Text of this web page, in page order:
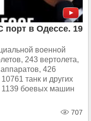
в Одессе. 19
военной
243 вертолета,
426
танк и других
боевых машин
707